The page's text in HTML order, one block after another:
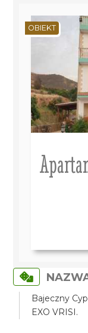
OBIEKT
Bajeczny
EXO VRISI.